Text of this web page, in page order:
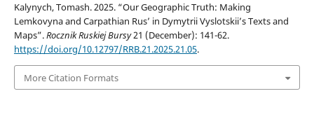
Kalynych, Tomash. 2025. “Our Geographic Truth: Making
Lemkovyna and Carpathian Rus’ in Dymytrii Vyslotskii’s Texts and
Maps”.Rocznik Ruskiej Bursy21 (December): 141-62.
https://doi.org/10.12797/RRB.21.2025.21.05.
More Citation Formats